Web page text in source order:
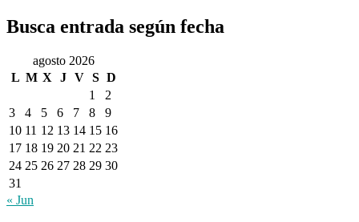
Busca entrada según fecha
agosto 2026
L M X J V S D
1
2
3
4 5 6 7 8
9
10 11 12 13 14 15 16
17 18 19 20 21 22 23
24 25 26 27 28 29 30
31
« Jun